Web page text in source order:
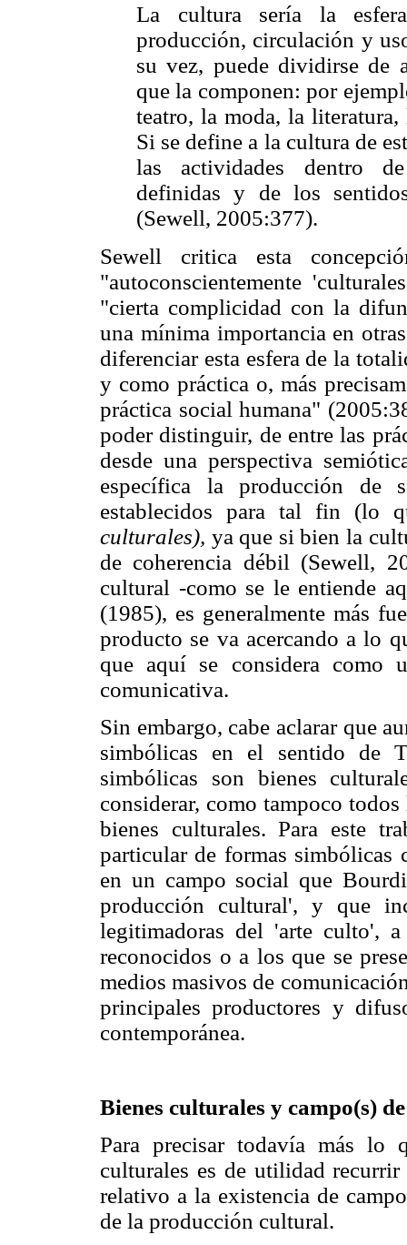
La cultura sería la
producción, circulación y
su vez, puede dividirse de
que la componen: por
teatro, la moda, la
Si se define a la cultura de
las actividades dentro
definidas y de los
(Sewell, 2005:377).
Sewell critica esta
"autoconscientemente
"cierta complicidad con la
una mínima importancia en
diferenciar esta esfera de la
y como práctica o, más
práctica social humana"
poder distinguir, de entre las
desde una perspectiva
específica la producción de
establecidos para tal fin (lo
culturales), ya que si bien la
de coherencia débil (Sewell,
cultural -como se le entiende
(1985), es generalmente más
producto se va acercando a lo
que aquí se considera como
comunicativa.
Sin embargo, cabe aclarar que
simbólicas en el sentido de
simbólicas son bienes
considerar, como tampoco
bienes culturales. Para este
particular de formas simbólicas
en un campo social que
producción cultural', y que
legitimadoras del 'arte culto',
reconocidos o a los que se
medios masivos de
principales productores y
contemporánea.
Bienes culturales y campo(s)
Para precisar todavía más lo
culturales es de utilidad
relativo a la existencia de
de la producción cultural.